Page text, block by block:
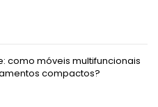
como móveis multifuncionais
compactos?